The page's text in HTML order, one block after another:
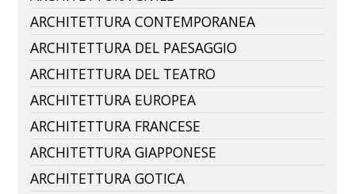
ARCHITETTURA CONTEMPORANEA
ARCHITETTURA DEL PAESAGGIO
ARCHITETTURA DEL TEATRO
ARCHITETTURA EUROPEA
ARCHITETTURA FRANCESE
ARCHITETTURA GIAPPONESE
ARCHITETTURA GOTICA